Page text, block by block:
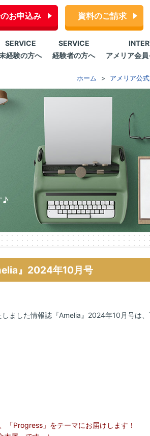
お申込み 資料のご請求
SERVICE
経験の方へ
SERVICE
経験者の方へ
アメリア会
ホーム アメリア公
♪
』2024年10月号
ました情報誌『Amelia』2024年10月号は
「Progress」をテーマにお届けします！